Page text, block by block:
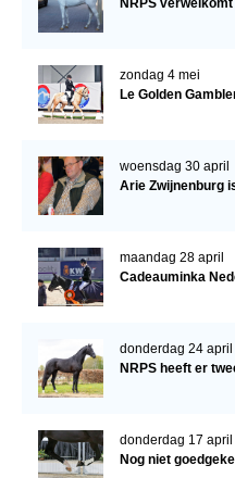
NRPS
zondag 4 mei
Le Golden
woensdag 30 april
Arie Zwijnenburg
maandag 28 april
Cadeauminka
donderdag 24 april
NRPS heeft er
donderdag 17 april
Nog niet